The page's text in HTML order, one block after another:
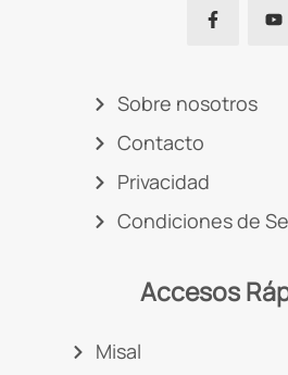
Sobre nosotros
Contacto
Privacidad
Condiciones de
Accesos
Misal